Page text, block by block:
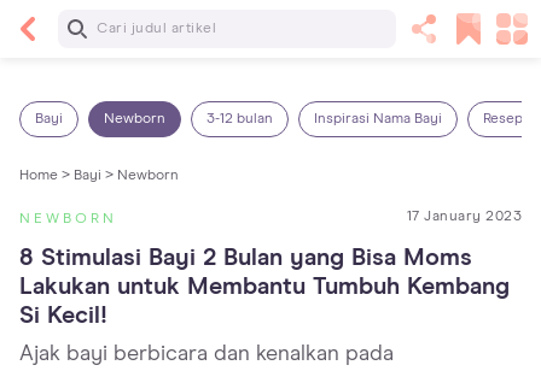
Baca Selanjutnya
Bayi Newborn 3-12 bulan Inspirasi Nama Bayi Resep
Home > Bayi > Newborn
NEWBORN 17 January 2023
8 Stimulasi Bayi 2 Bulan yang Bisa Moms
Lakukan untuk Membantu Tumbuh Kembang
Si Kecil!
Ajak bayi berbicara dan kenalkan pada